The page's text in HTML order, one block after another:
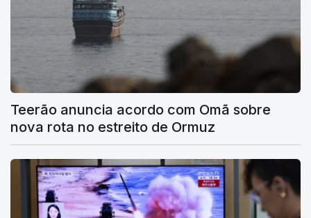
Teerão anuncia acordo com Omã sobre
nova rota no estreito de Ormuz